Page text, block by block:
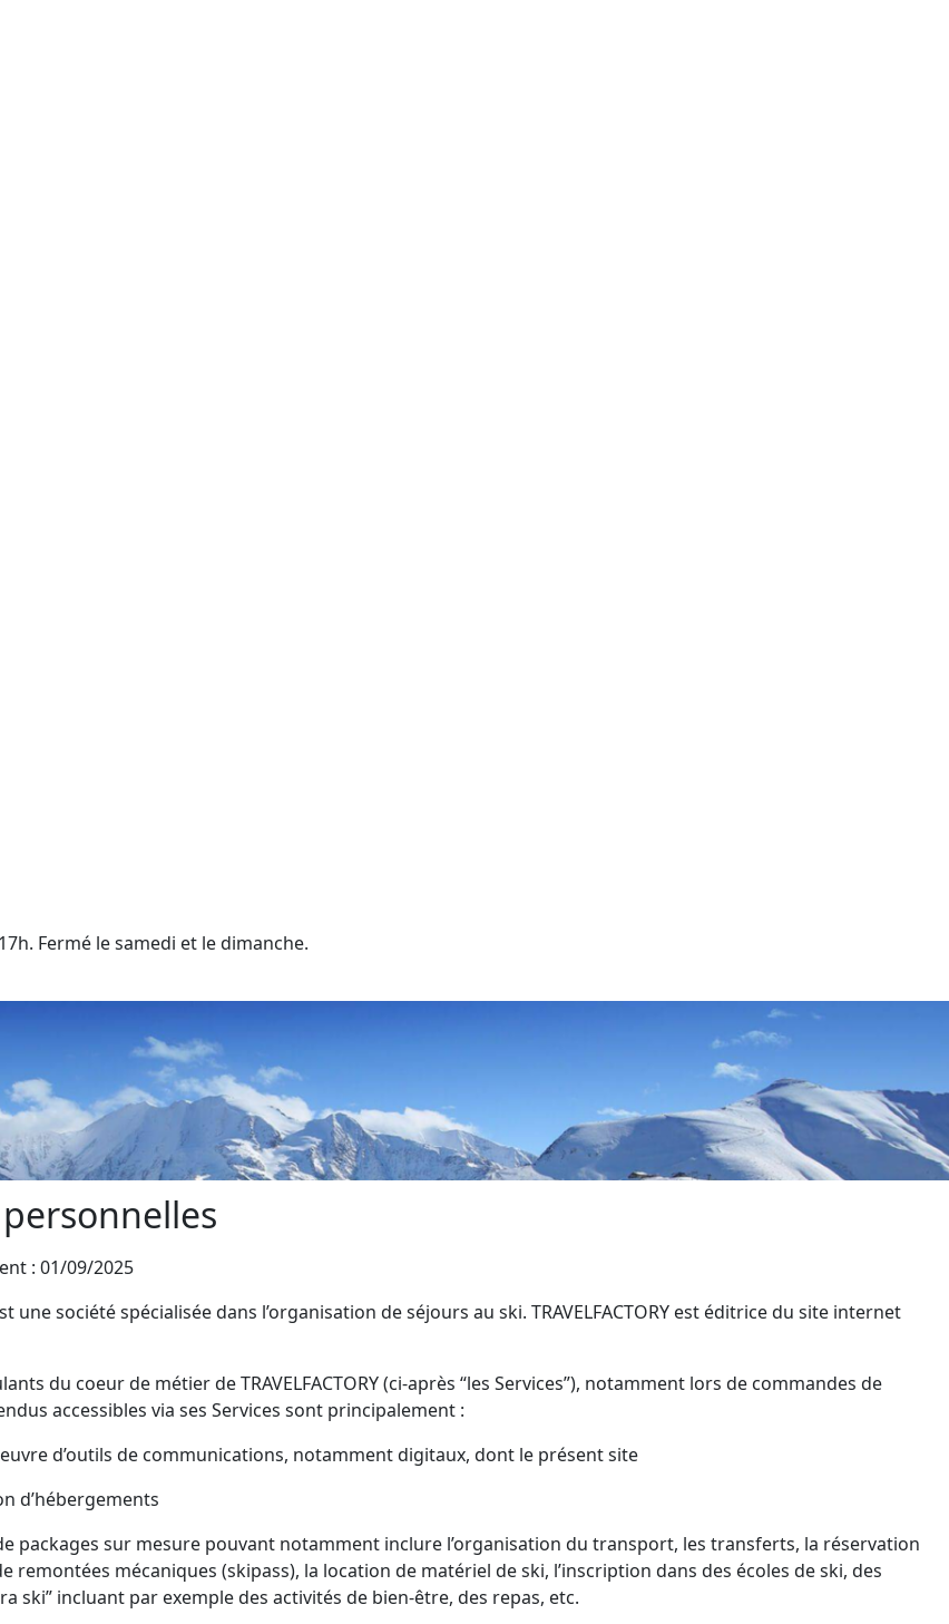
Fermé le samedi et le dimanche.
: 01/09/2025
une société spécialisée dans l’organisation de séjours au ski. TRAVELFACTORY est éditrice du site internet
du coeur de métier de TRAVELFACTORY (ci-après “les Services”), notamment lors de commandes de
accessibles via ses Services sont principalement :
d’outils de communications, notamment digitaux, dont le présent site
d’hébergements
packages sur mesure pouvant notamment inclure l’organisation du transport, les transferts, la réservation
remontées mécaniques (skipass), la location de matériel de ski, l’inscription dans des écoles de ski, des
ski” incluant par exemple des activités de bien-être, des repas, etc.